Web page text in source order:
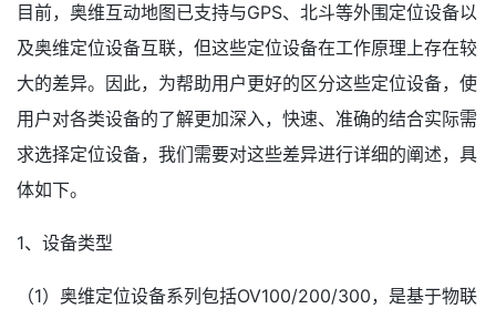
目前，奥维互动地图已支持与GPS、北斗等外围定位设备以
及奥维定位设备互联，但这些定位设备在工作原理上存在较
大的差异。因此，为帮助用户更好的区分这些定位设备，使
用户对各类设备的了解更加深入，快速、准确的结合实际需
求选择定位设备，我们需要对这些差异进行详细的阐述，具
体如下。
1、设备类型
（1）奥维定位设备系列包括OV100/200/300，是基于物联